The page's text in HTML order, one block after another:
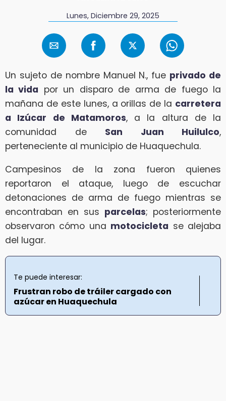
Lunes, Diciembre 29, 2025
Un sujeto de nombre Manuel N., fue privado de
la vida por un disparo de arma de fuego la
mañana de este lunes, a orillas de la carretera
a Izúcar de Matamoros, a la altura de la
comunidad de San Juan Huilulco,
perteneciente al municipio de Huaquechula.
Campesinos de la zona fueron quienes
reportaron el ataque, luego de escuchar
detonaciones de arma de fuego mientras se
encontraban en sus parcelas; posteriormente
observaron cómo una motocicleta se alejaba
del lugar.
Te puede interesar:
Frustran robo de tráiler cargado con
azúcar en Huaquechula